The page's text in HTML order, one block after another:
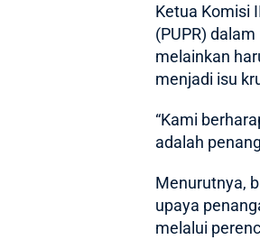
Ketua Komisi
(PUPR)
melainkan
menjadi isu
“Kami
adalah
Menurutnya,
upaya
melalui